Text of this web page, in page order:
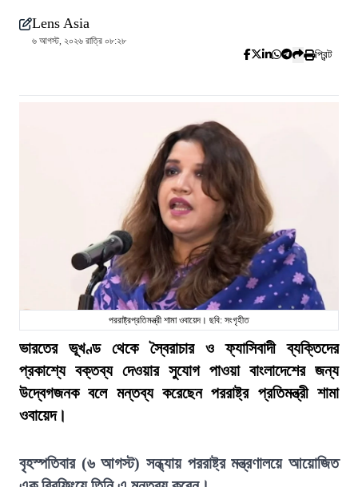
Lens Asia
৬ আগস্ট, ২০২৬ রাত্রি ০৮:২৮
প্রিন্ট
পররাষ্ট্রপ্রতিমন্ত্রী শামা ওবায়েদ। ছবি: সংগৃহীত
ভারতের ভূখণ্ড থেকে স্বৈরাচার ও ফ্যাসিবাদী ব্যক্তিদের
প্রকাশ্যে বক্তব্য দেওয়ার সুযোগ পাওয়া বাংলাদেশের জন্য
উদ্বেগজনক বলে মন্তব্য করেছেন পররাষ্ট্র প্রতিমন্ত্রী শামা
ওবায়েদ।
বৃহস্পতিবার (৬ আগস্ট) সন্ধ্যায় পররাষ্ট্র মন্ত্রণালয়ে আয়োজিত